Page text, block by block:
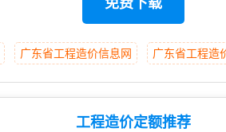
免费下载
广东省工程造价信息网 广东省工程造
工程造价定额推荐